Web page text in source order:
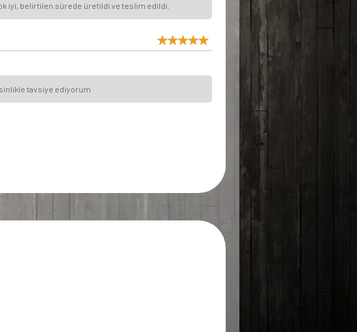
iyi, belirtilen sürede üretildi ve teslim edildi.
tavsiye ediyorum